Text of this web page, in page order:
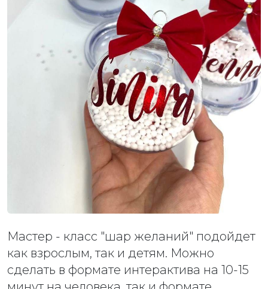
Мастер - класс "шар желаний" подойдет
как взрослым, так и детям. Можно
сделать в формате интерактива на 10-15